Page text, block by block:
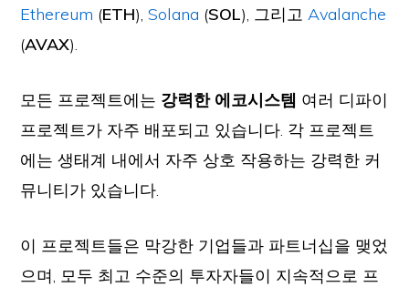
Ethereum (ETH),Solana (SOL), 그리고Avalanche
(AVAX).
모든 프로젝트에는 강력한 에코시스템 여러 디파이
프로젝트가 자주 배포되고 있습니다. 각 프로젝트
에는 생태계 내에서 자주 상호 작용하는 강력한 커
뮤니티가 있습니다.
이 프로젝트들은 막강한 기업들과 파트너십을 맺었
으며, 모두 최고 수준의 투자자들이 지속적으로 프